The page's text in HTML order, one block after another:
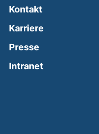
Kontakt
Karriere
Presse
Intranet(external